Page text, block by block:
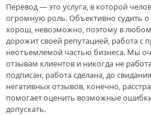
Перевод — это услуга, в которой
огромную роль. Объективно судить о
хорош, невозможно, поэтому в
дорожит своей репутацией, работа с
неотъемлемой частью бизнеса. Мы
отзывам клиентов и никогда не
подписан, работа сделана, до
негативных отзывов, конечно,
помогает оценить возможные
допускать.